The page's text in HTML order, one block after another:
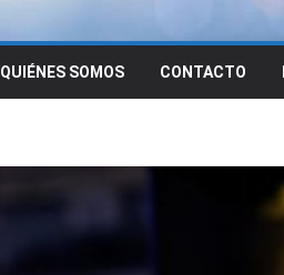
QUIÉNES SOMOS CONTACTO